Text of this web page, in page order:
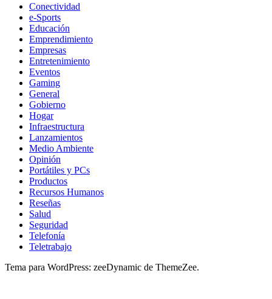
Conectividad
e-Sports
Educación
Emprendimiento
Empresas
Entretenimiento
Eventos
Gaming
General
Gobierno
Hogar
Infraestructura
Lanzamientos
Medio Ambiente
Opinión
Portátiles y PCs
Productos
Recursos Humanos
Reseñas
Salud
Seguridad
Telefonía
Teletrabajo
Tema para WordPress: zeeDynamic de ThemeZee.